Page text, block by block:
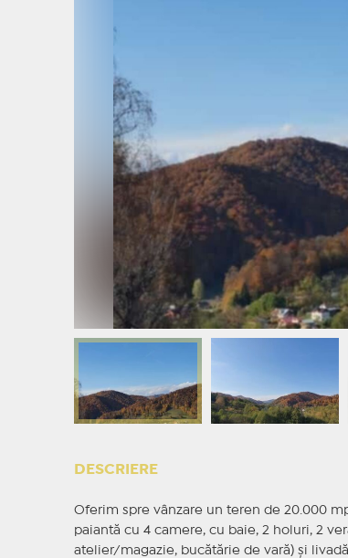
DESCRIERE
Oferim spre vânzare un teren de 20.000
paiantă cu 4 camere, cu baie, 2 holuri, 2
atelier/magazie, bucătărie de vară) și